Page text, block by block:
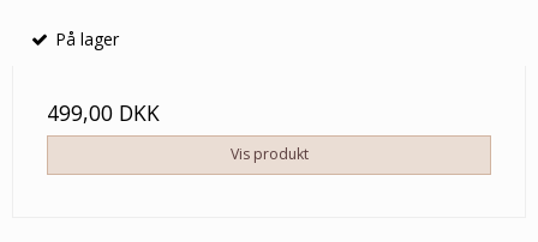
På lager
499,00 DKK
Vis produkt